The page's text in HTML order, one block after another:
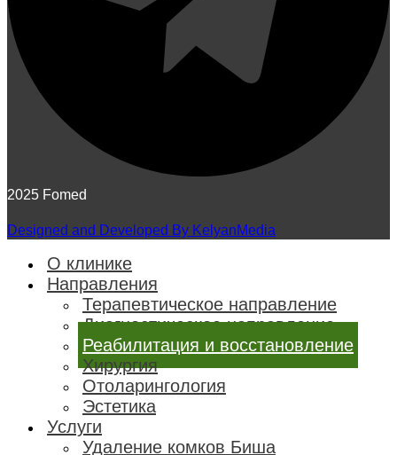
2025 Fomed
Designed and Developed By KelyanMedia
О клинике
Направления
Терапевтическое направление
Диагностическое направление
Реабилитация и восстановление
Хирургия
Отоларингология
Эстетика
Услуги
Удаление комков Биша